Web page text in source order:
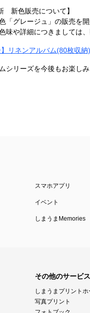
新色販売について】
「グレージュ」の販売を開
味や詳細につきましては
】リネンアルバム(80枚収納)
シリーズを今後もお楽しみ
スマホアプリ
イベント
しまうまMemories
その他のサービス
しまうまプリントホ
写真プリント